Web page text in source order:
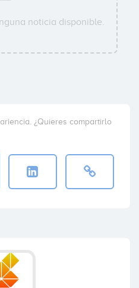
noticia disponible.
¿Quieres compartirlo